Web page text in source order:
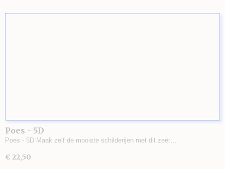
Poes - 5D
Poes - 5D Maak zelf de mooiste schilderijen met dit zeer…
€ 22,50